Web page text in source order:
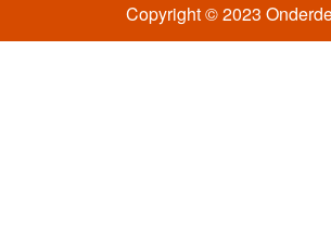
Copyright © 2023